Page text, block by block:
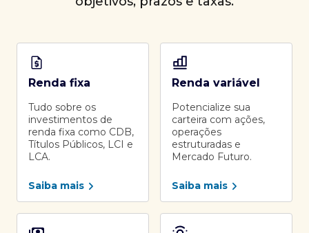
Renda fixa
Tudo sobre os
investimentos de
renda fixa como CDB,
Títulos Públicos, LCI e
LCA.
Saiba mais
Renda variável
Potencialize sua
carteira com ações,
operações
estruturadas e
Mercado Futuro.
Saiba mais